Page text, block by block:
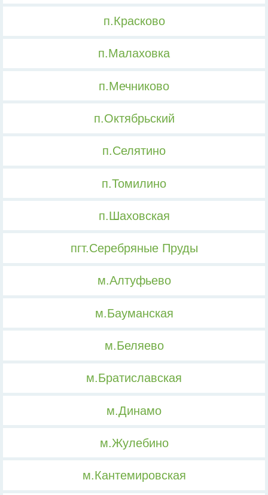
п.Красково
п.Малаховка
п.Мечниково
п.Октябрьский
п.Селятино
п.Томилино
п.Шаховская
пгт.Серебряные Пруды
м.Алтуфьево
м.Бауманская
м.Беляево
м.Братиславская
м.Динамо
м.Жулебино
м.Кантемировская